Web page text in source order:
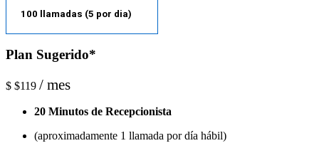
Plan Sugerido*
$ $119 / mes
20 Minutos de Recepcionista
(aproximadamente 1 llamada por día hábil)